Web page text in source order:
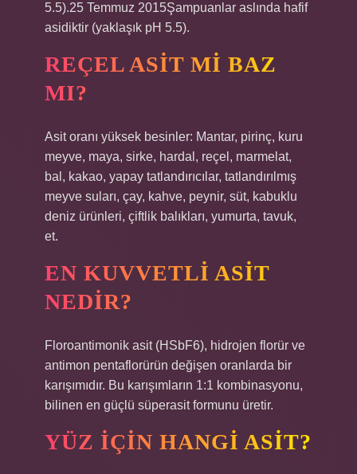
5.5).25 Temmuz 2015Şampuanlar aslında hafif
asidiktir (yaklaşık pH 5.5).
REÇEL ASIT MI BAZ
MI?
Asit oranı yüksek besinler: Mantar, pirinç, kuru
meyve, maya, sirke, hardal, reçel, marmelat,
bal, kakao, yapay tatlandırıcılar, tatlandırılmış
meyve suları, çay, kahve, peynir, süt, kabuklu
deniz ürünleri, çiftlik balıkları, yumurta, tavuk,
et.
EN KUVVETLI ASIT
NEDIR?
Floroantimonik asit (HSbF6), hidrojen florür ve
antimon pentaflorürün değişen oranlarda bir
karışımıdır. Bu karışımların 1:1 kombinasyonu,
bilinen en güçlü süperasit formunu üretir.
YÜZ IÇIN HANGI ASIT?